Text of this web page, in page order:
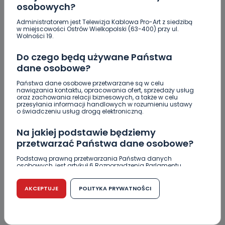
osobowych?
Administratorem jest Telewizja Kablowa Pro-Art z siedzibą
w miejscowości Ostrów Wielkopolski (63-400) przy ul.
Wolności 19.
Do czego będą używane Państwa
dane osobowe?
Państwa dane osobowe przetwarzane są w celu
nawiązania kontaktu, opracowania ofert, sprzedaży usług
oraz zachowania relacji biznesowych, a także w celu
przesyłania informacji handlowych w rozumieniu ustawy
o świadczeniu usług drogą elektroniczną.
Na jakiej podstawie będziemy
przetwarzać Państwa dane osobowe?
Podstawą prawną przetwarzania Państwa danych
osobowych, jest artykuł 6 Rozporządzenia Parlamentu
r. w sprawie ochrony osób fizycznych w związku z
przetwarzaniem danych osobowych w sprawie
swobodnego przepływu takich danych oraz uchylenia
dyrektywy 95/46/WE (RODO).
Czy jest możliwość cofnięcia zgody?
AKCEPTUJE POLITYKA PRYWATNOŚCI
REGION WIADOMOŚCI
Potrącił motocyklistę. Uciekł porzucając swój
samochód
09.11.2018 13:36
Ewa Szewczyk